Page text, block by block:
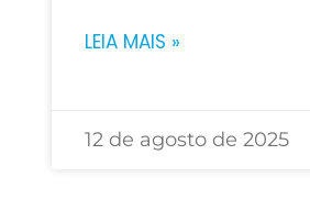
LEIA MAIS »
12 de agosto de 2025